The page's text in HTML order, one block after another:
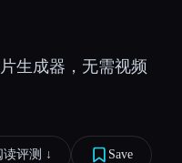
生成器，无需视频
读评测 ↓︎ Save